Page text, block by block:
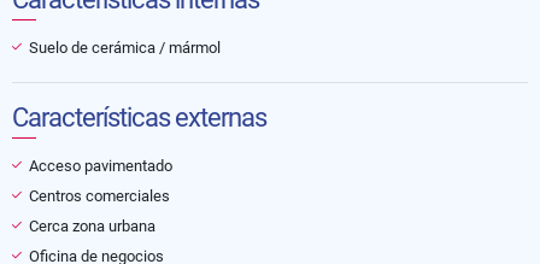
Suelo de cerámica / mármol
Características externas
Acceso pavimentado
Centros comerciales
Cerca zona urbana
Oficina de negocios